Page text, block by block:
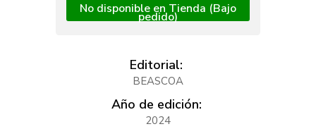
No disponible en Tienda (Bajo
pedido)
Editorial:
BEASCOA
Año de edición:
2024